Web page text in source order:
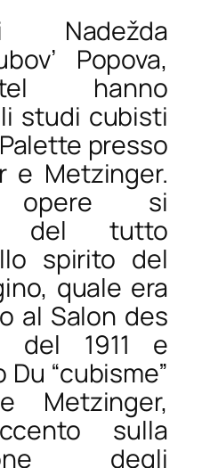
Popova,
hanno
studi cubisti
presso
e Metzinger.
si
del tutto
spirito del
quale era
al Salon des
del 1911 e
Du “cubisme”
Metzinger,
sulla
degli